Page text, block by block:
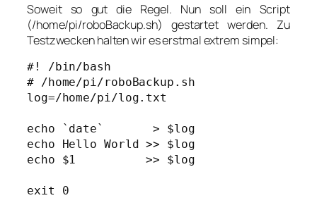
Soweit so gut die Regel. Nun soll ein Script
(/home/pi/roboBackup.sh) gestartet werden. Zu
Testzwecken halten wir es erstmal extrem simpel:
#! /bin/bash
# /home/pi/roboBackup.sh
log=/home/pi/log.txt
echo `date`       > $log
echo Hello World >> $log
echo $1          >> $log
exit 0